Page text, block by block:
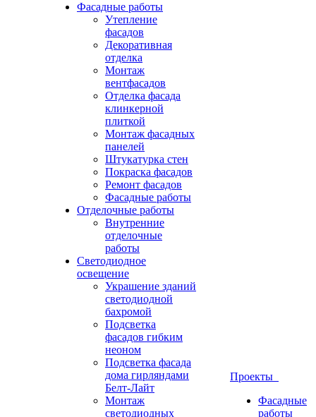
Фасадные работы
Утепление
фасадов
Декоративная
отделка
Монтаж
вентфасадов
Отделка фасада
клинкерной
плиткой
Монтаж фасадных
панелей
Штукатурка стен
Покраска фасадов
Ремонт фасадов
Фасадные работы
Отделочные работы
Внутренние
отделочные
работы
Светодиодное
освещение
Украшение зданий
светодиодной
бахромой
Подсветка
фасадов гибким
неоном
Подсветка фасада
дома гирляндами
Белт-Лайт
Монтаж
светодиодных
Проекты
Фасадные
работы